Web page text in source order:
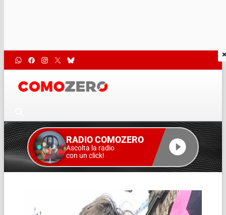
RADIO COMOZERO
Ascolta la radio
con un click!